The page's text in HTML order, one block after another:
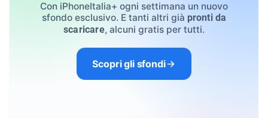
Con iPhoneItalia+ ogni settimana un nuovo
sfondo esclusivo. E tanti altri già pronti da
scaricare, alcuni gratis per tutti.
Scopri gli sfondi